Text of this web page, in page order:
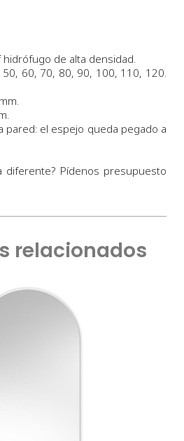
de alta densidad.
50, 60, 70, 80, 90, 100,110, 120.
mm.
.
pared: el espejo queda pegado a
diferente? Pídenos presupuesto
relacionados